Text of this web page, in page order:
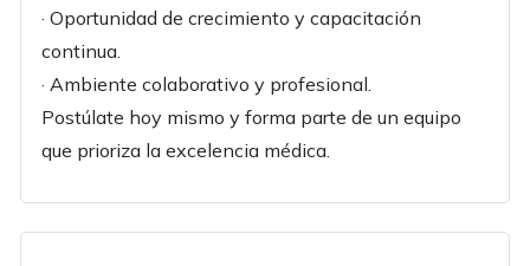
· Oportunidad de crecimiento y capacitación
continua.
· Ambiente colaborativo y profesional.
Postúlate hoy mismo y forma parte de un equipo
que prioriza la excelencia médica.